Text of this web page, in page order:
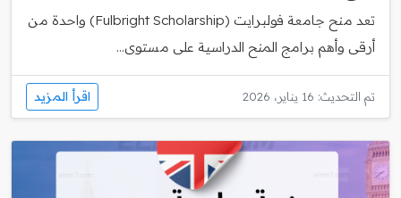
تعد منح جامعة فولبرايت (Fulbright Scholarship) واحدة من
أرقى وأهم برامج المنح الدراسية على مستوى...
تم التحديث: 16 يناير، 2026 اقرأ المزيد